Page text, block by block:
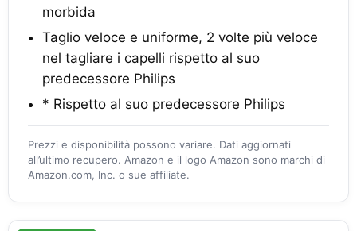
morbida
Taglio veloce e uniforme, 2 volte più veloce
nel tagliare i capelli rispetto al suo
predecessore Philips
* Rispetto al suo predecessore Philips
Prezzi e disponibilità possono variare. Dati aggiornati
all’ultimo recupero. Amazon e il logo Amazon sono marchi di
Amazon.com, Inc. o sue affiliate.